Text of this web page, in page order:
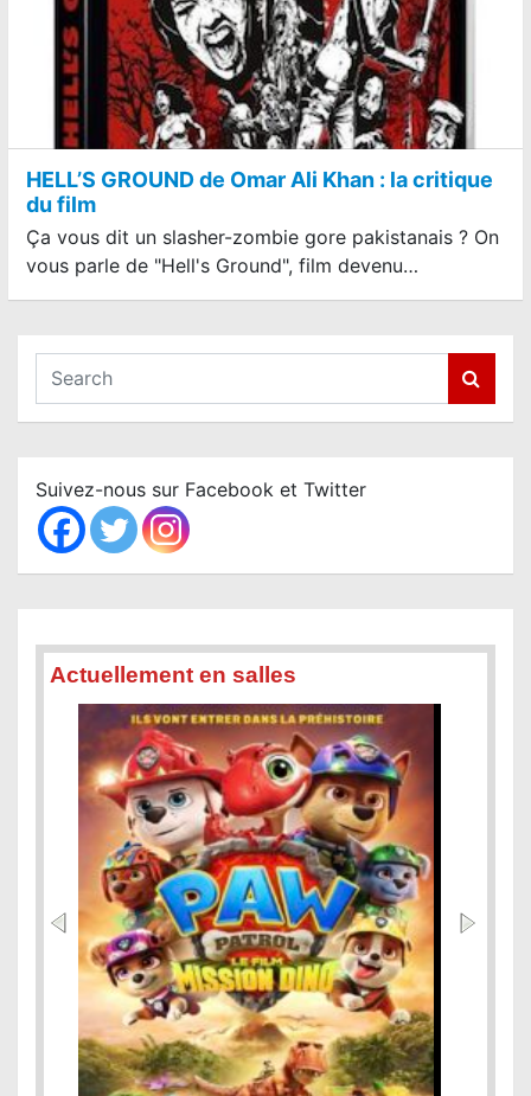
HELL’S GROUND de Omar Ali Khan : la critique
du film
Ça vous dit un slasher-zombie gore pakistanais ? On
vous parle de "Hell's Ground", film devenu…
a
c
h
Suivez-nous sur Facebook et Twitter
Actuellement en salles